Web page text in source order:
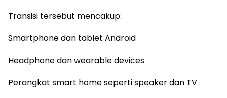
Transisi tersebut mencakup:
Smartphone dan tablet Android
Headphone dan wearable devices
Perangkat smart home seperti speaker dan TV